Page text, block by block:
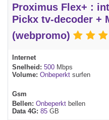
Proximus Flex+ :
Pickx tv-decoder +
(webpromo)
Internet
Snelheid: 500 Mbps
Volume: Onbeperkt surfen
Gsm
Bellen: Onbeperkt bellen
Data 4G: 85 GB